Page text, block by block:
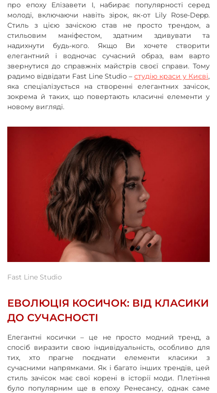
про епоху Елізавети I, набирає популярності серед
молоді, включаючи навіть зірок, як-от Lily Rose-Depp.
Стиль з цією зачіскою став не просто трендом, а
стильовим маніфестом, здатним здивувати та
надихнути будь-кого. Якщо Ви хочете створити
елегантний і водночас сучасний образ, вам варто
звернутися до справжніх майстрів своєї справи. Тому
радимо відвідати Fast Line Studio – студію краси у Києві,
яка спеціалізується на створенні елегантних зачісок,
зокрема й таких, що повертають класичні елементи у
новому вигляді.
Fast Line Studio
ЕВОЛЮЦІЯ КОСИЧОК: ВІД КЛАСИКИ
ДО СУЧАСНОСТІ
Елегантні косички – це не просто модний тренд, а
спосіб виразити свою індивідуальність, особливо для
тих, хто прагне поєднати елементи класики з
сучасними напрямками. Як і багато інших трендів, цей
стиль зачісок має свої корені в історії моди. Плетіння
було популярним ще в епоху Ренесансу, однак саме